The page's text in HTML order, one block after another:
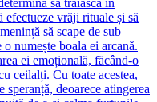
să trăiască în
vrăji rituale și să
să scape de sub
numește boala ei arcană.
ei emoțională, făcând-o
ceilalți. Cu toate acestea,
speranță, deoarece atingerea